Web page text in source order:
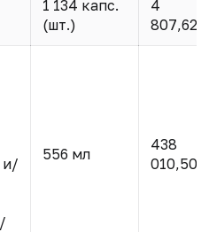
1 134 капс.
(шт.)
4
807,62
и/
556 мл
438
010,50